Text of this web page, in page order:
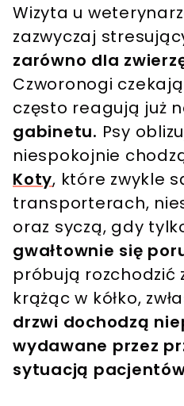
Wizyta u
zazwyczaj
zarówno dla
Czworonogi
często reagują już
gabinetu. Psy
niespokojnie
Koty, które zwykle
transporterach,
oraz syczą, gdy
gwałtownie się
próbują rozchodzić
krążąc w kółko,
drzwi dochodzą
wydawane przez
sytuacją